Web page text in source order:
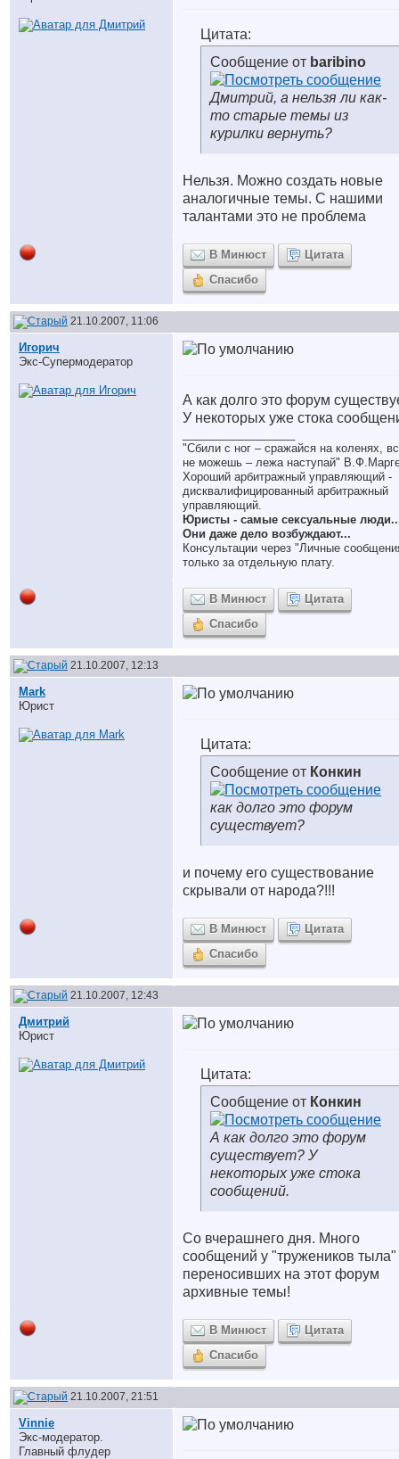
Цитата:
Сообщение от baribino
Дмитрий, а нельзя ли как-
то старые темы из
курилки вернуть?
Нельзя. Можно создать новые
аналогичные темы. С нашими
талантами это не проблема
В Минюст
Цитата
Спасибо
21.10.2007, 11:06
Игорич
Экс-Супермодератор
А как долго это форум
У некоторых уже стока
"Сбили с ног – сражайся на коленях,
не можешь – лежа наступай"
Хороший арбитражный управляющий -
дисквалифицированный арбитражный
управляющий.
Юристы - самые сексуальные
Они даже дело возбуждают...
Консультации через "Личные
только за отдельную плату.
В Минюст
Цитата
Спасибо
21.10.2007, 12:13
Mark
Юрист
Цитата:
Сообщение от Конкин
как долго это форум
существует?
и почему его существование
скрывали от народа?!!!
В Минюст
Цитата
Спасибо
21.10.2007, 12:43
Дмитрий
Юрист
Цитата:
Сообщение от Конкин
А как долго это форум
существует? У
некоторых уже стока
сообщений.
Со вчерашнего дня. Много
сообщений у "тружеников тыла"
переносивших на этот форум
архивные темы!
В Минюст
Цитата
Спасибо
21.10.2007, 21:51
Vinnie
Экс-модератор.
Главный флудер